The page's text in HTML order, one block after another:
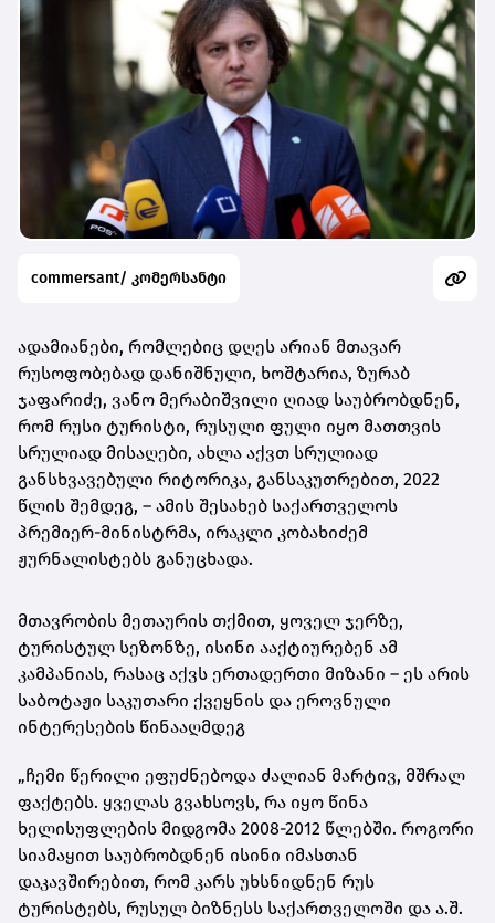
commersant/ კომერსანტი
ადამიანები, რომლებიც დღეს არიან მთავარ
რუსოფობებად დანიშნული, ხოშტარია, ზურაბ
ჯაფარიძე, ვანო მერაბიშვილი ღიად საუბრობდნენ,
რომ რუსი ტურისტი, რუსული ფული იყო მათთვის
სრულიად მისაღები, ახლა აქვთ სრულიად
განსხვავებული რიტორიკა, განსაკუთრებით, 2022
წლის შემდეგ, – ამის შესახებ საქართველოს
პრემიერ-მინისტრმა, ირაკლი კობახიძემ
ჟურნალისტებს განუცხადა.
მთავრობის მეთაურის თქმით, ყოველ ჯერზე,
ტურისტულ სეზონზე, ისინი ააქტიურებენ ამ
კამპანიას, რასაც აქვს ერთადერთი მიზანი – ეს არის
საბოტაჟი საკუთარი ქვეყნის და ეროვნული
ინტერესების წინააღმდეგ
„ჩემი წერილი ეფუძნებოდა ძალიან მარტივ, მშრალ
ფაქტებს. ყველას გვახსოვს, რა იყო წინა
ხელისუფლების მიდგომა 2008-2012 წლებში. როგორი
სიამაყით საუბრობდნენ ისინი იმასთან
დაკავშირებით, რომ კარს უხსნიდნენ რუს
ტურისტებს, რუსულ ბიზნესს საქართველოში და ა.შ.